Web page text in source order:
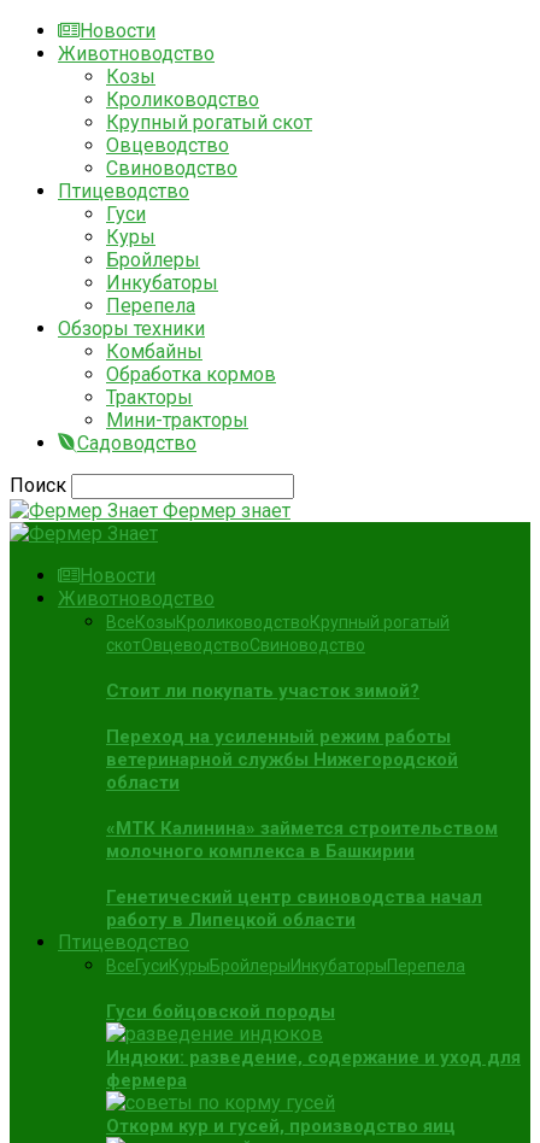
Новости
Животноводство
Козы
Кролиководство
Крупный рогатый скот
Овцеводство
Свиноводство
Птицеводство
Гуси
Куры
Бройлеры
Инкубаторы
Перепела
Обзоры техники
Комбайны
Обработка кормов
Тракторы
Мини-тракторы
Садоводство
Поиск
Фермер знает
Новости
Животноводство
ВсеКозыКролиководствоКрупный рогатый
скотОвцеводствоСвиноводство
Стоит ли покупать участок зимой?
Переход на усиленный режим работы
ветеринарной службы Нижегородской
области
«МТК Калинина» займется строительством
молочного комплекса в Башкирии
Генетический центр свиноводства начал
работу в Липецкой области
Птицеводство
ВсеГусиКурыБройлерыИнкубаторыПерепела
Гуси бойцовской породы
Индюки: разведение, содержание и уход для
фермера
Откорм кур и гусей, производство яиц